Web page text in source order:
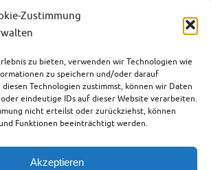
Zustimmung
zu bieten, verwenden wir Technologien wie
zu speichern und/oder darauf
Technologien zustimmst, können wir Daten
eindeutige IDs auf dieser Website verarbeiten.
nicht erteilst oder zurückziehst, können
Funktionen beeinträchtigt werden.
Akzeptieren
oder andere Ergänzung im Laufe der Zeit geben
Blog gerade die Blogparade „Meine
,Nordamerika,Reisen mit Mutter,USA